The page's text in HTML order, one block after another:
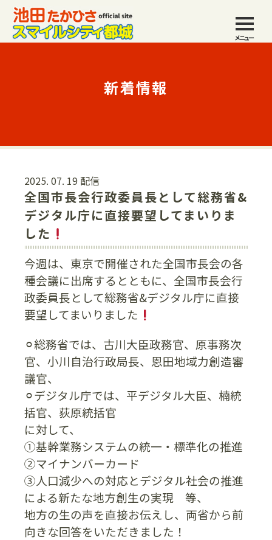
メニュー
新着情報
2025. 07. 19 配信
全国市長会行政委員長として総務省&
デジタル庁に直接要望してまいりま
した
今週は、東京で開催された全国市長会の各
種会議に出席するとともに、全国市長会行
政委員長として総務省&デジタル庁に直接
要望してまいりました
⚪︎総務省では、古川大臣政務官、原事務次
官、小川自治行政局長、恩田地域力創造審
議官、
⚪︎デジタル庁では、平デジタル大臣、楠統
括官、荻原統括官
に対して、
①基幹業務システムの統一・標準化の推進
②マイナンバーカード
③人口減少への対応とデジタル社会の推進
による新たな地方創生の実現 等、
地方の生の声を直接お伝えし、両省から前
向きな回答をいただきました！